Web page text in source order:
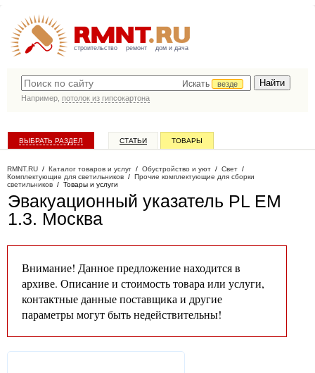
строительство ремонт дом и дача
Искать
везде
Например, потолок из гипсокартона
ВЫБРАТЬ РАЗДЕЛ СТАТЬИ ТОВАРЫ
RMNT.RU / Каталог товаров и услуг / Обустройство и уют / Свет /
Комплектующие для светильников / Прочие комплектующие для сборки
светильников / Товары и услуги
Эвакуационный указатель PL EM
1.3. Москва
Внимание! Данное предложение находится в
архиве. Описание и стоимость товара или услуги,
контактные данные поставщика и другие
параметры могут быть недействительны!